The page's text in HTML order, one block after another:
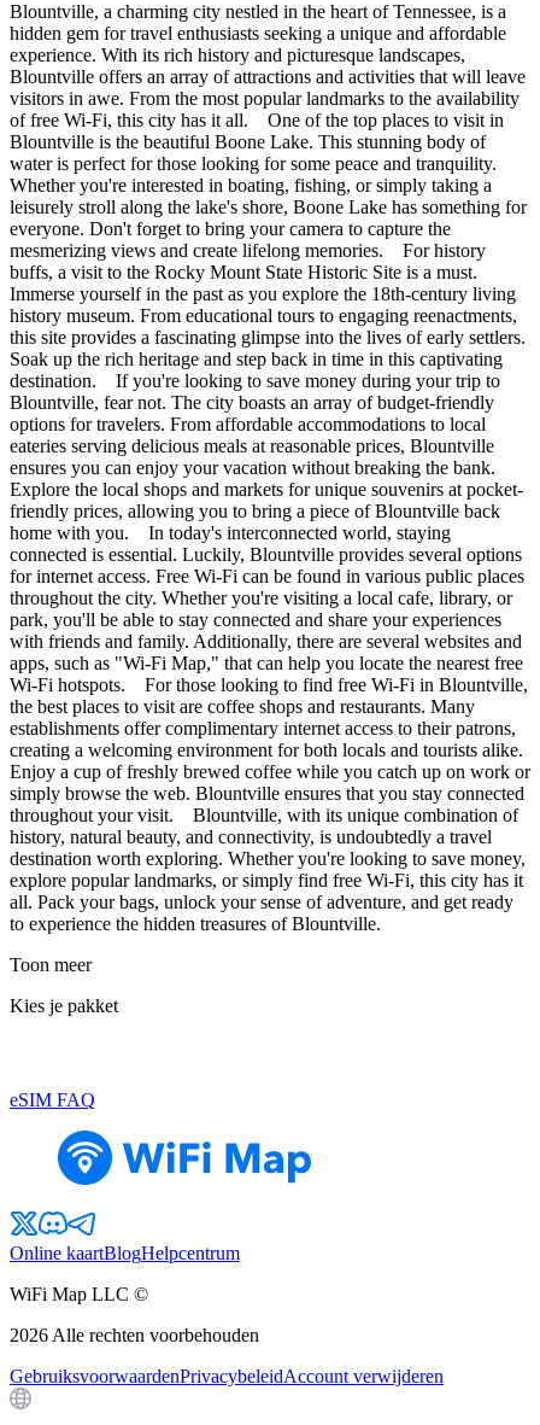
Blountville, a charming city nestled in the heart of Tennessee, is a
hidden gem for travel enthusiasts seeking a unique and affordable
experience. With its rich history and picturesque landscapes,
Blountville offers an array of attractions and activities that will leave
visitors in awe. From the most popular landmarks to the availability
of free Wi-Fi, this city has it all. One of the top places to visit in
Blountville is the beautiful Boone Lake. This stunning body of
water is perfect for those looking for some peace and tranquility.
Whether you're interested in boating, fishing, or simply taking a
leisurely stroll along the lake's shore, Boone Lake has something for
everyone. Don't forget to bring your camera to capture the
mesmerizing views and create lifelong memories. For history
buffs, a visit to the Rocky Mount State Historic Site is a must.
Immerse yourself in the past as you explore the 18th-century living
history museum. From educational tours to engaging reenactments,
this site provides a fascinating glimpse into the lives of early settlers.
Soak up the rich heritage and step back in time in this captivating
destination. If you're looking to save money during your trip to
Blountville, fear not. The city boasts an array of budget-friendly
options for travelers. From affordable accommodations to local
eateries serving delicious meals at reasonable prices, Blountville
ensures you can enjoy your vacation without breaking the bank.
Explore the local shops and markets for unique souvenirs at pocket-
friendly prices, allowing you to bring a piece of Blountville back
home with you. In today's interconnected world, staying
connected is essential. Luckily, Blountville provides several options
for internet access. Free Wi-Fi can be found in various public places
throughout the city. Whether you're visiting a local cafe, library, or
park, you'll be able to stay connected and share your experiences
with friends and family. Additionally, there are several websites and
apps, such as "Wi-Fi Map," that can help you locate the nearest free
Wi-Fi hotspots. For those looking to find free Wi-Fi in Blountville,
the best places to visit are coffee shops and restaurants. Many
establishments offer complimentary internet access to their patrons,
creating a welcoming environment for both locals and tourists alike.
Enjoy a cup of freshly brewed coffee while you catch up on work or
simply browse the web. Blountville ensures that you stay connected
throughout your visit. Blountville, with its unique combination of
history, natural beauty, and connectivity, is undoubtedly a travel
destination worth exploring. Whether you're looking to save money,
explore popular landmarks, or simply find free Wi-Fi, this city has it
all. Pack your bags, unlock your sense of adventure, and get ready
to experience the hidden treasures of Blountville.
Toon meer
Kies je pakket
eSIM FAQ
Online kaartBlogHelpcentrum
WiFi Map LLC ©
2026 Alle rechten voorbehouden
GebruiksvoorwaardenPrivacybeleidAccount verwijderen